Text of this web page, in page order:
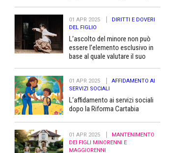
01 APR 2025
DIRITTI E DOVERI
DEL FIGLIO
L’ascolto del minore non può
essere l’elemento esclusivo in
base al quale valutare il suo
01 APR 2025
AFFIDAMENTO AI
SERVIZI SOCIALI
L’affidamento ai servizi sociali
dopo la Riforma Cartabia
01 APR 2025
MANTENIMENTO
DEI FIGLI MINORENNI E
MAGGIORENNI